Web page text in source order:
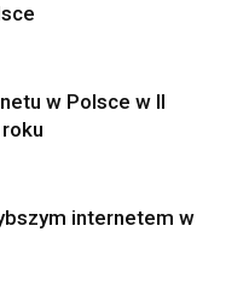
w Polsce w II
internetem w